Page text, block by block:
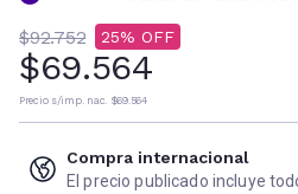
$92.752 25
$69.564
Precio s/imp. nac. $69.564
Compra internacional
El precio publicado incluye